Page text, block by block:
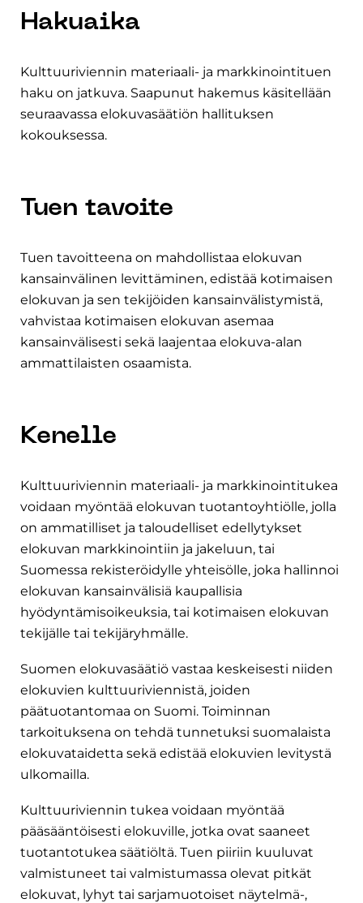
Hakuaika
Kulttuuriviennin materiaali- ja markkinointituen
haku on jatkuva. Saapunut hakemus käsitellään
seuraavassa elokuvasäätiön hallituksen
kokouksessa.
Tuen tavoite
Tuen tavoitteena on mahdollistaa elokuvan
kansainvälinen levittäminen, edistää kotimaisen
elokuvan ja sen tekijöiden kansainvälistymistä,
vahvistaa kotimaisen elokuvan asemaa
kansainvälisesti sekä laajentaa elokuva-alan
ammattilaisten osaamista.
Kenelle
Kulttuuriviennin materiaali- ja markkinointitukea
voidaan myöntää elokuvan tuotantoyhtiölle, jolla
on ammatilliset ja taloudelliset edellytykset
elokuvan markkinointiin ja jakeluun, tai
Suomessa rekisteröidylle yhteisölle, joka hallinnoi
elokuvan kansainvälisiä kaupallisia
hyödyntämisoikeuksia, tai kotimaisen elokuvan
tekijälle tai tekijäryhmälle.
Suomen elokuvasäätiö vastaa keskeisesti niiden
elokuvien kulttuuriviennistä, joiden
päätuotantomaa on Suomi. Toiminnan
tarkoituksena on tehdä tunnetuksi suomalaista
elokuvataidetta sekä edistää elokuvien levitystä
ulkomailla.
Kulttuuriviennin tukea voidaan myöntää
pääsääntöisesti elokuville, jotka ovat saaneet
tuotantotukea säätiöltä. Tuen piiriin kuuluvat
valmistuneet tai valmistumassa olevat pitkät
elokuvat, lyhyt tai sarjamuotoiset näytelmä-,